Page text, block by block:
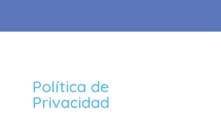
Política de
Privacidad